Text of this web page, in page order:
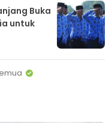
Buka
untuk